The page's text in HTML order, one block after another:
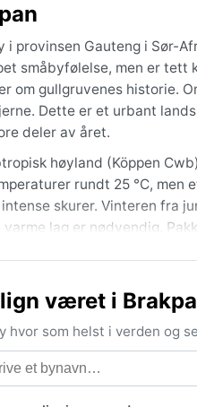
i provinsen Gauteng i Sør-
småbyfølelse, men er
om gullgruvenes historie.
Dette er et urbant
deler av året.
høyland (Köppen
rundt 25 °C,
skurer. Vinteren fra
varme lag er nødvendig.
gir stabilt solskinn, men
ligge over området om
tropiske sykloner. Alt i alt
været i
hvor som helst i verden og